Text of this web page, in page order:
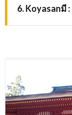
6. Koyasanมี